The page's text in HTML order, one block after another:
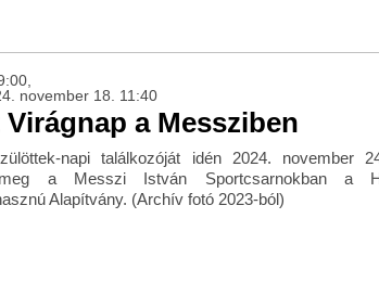
november 18. 11:40
a Messziben
napi találkozóját idén 2024. november
a Messzi István Sportcsarnokban a
Alapítvány. (Archív fotó 2023-ból)